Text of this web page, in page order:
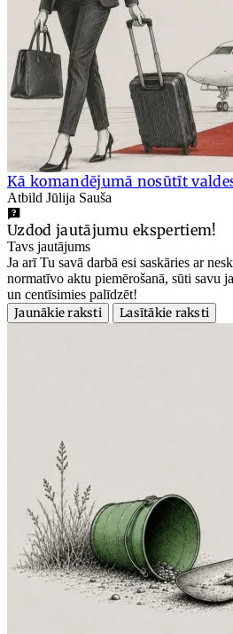
Kā komandējumā nosūtīt
Atbild Jūlija Sauša
Uzdod jautājumu ekspertiem!
Tavs jautājums
Ja arī Tu savā darbā esi saskāries ar
normatīvo aktu piemērošanā, sūti savu
un centīsimies palīdzēt!
Jaunākie raksti
Lasītākie raksti